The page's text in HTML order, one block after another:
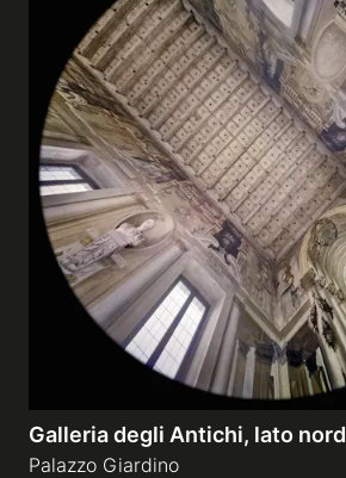
Galleria degli Antichi, lato nord
Palazzo Giardino